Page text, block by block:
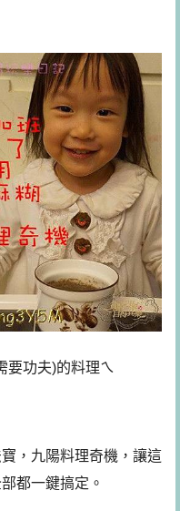
要功夫)的料理ㄟ
，九陽料理奇機，讓這
都一鍵搞定。